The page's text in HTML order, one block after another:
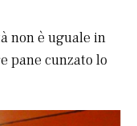
non è uguale in
pane cunzato lo